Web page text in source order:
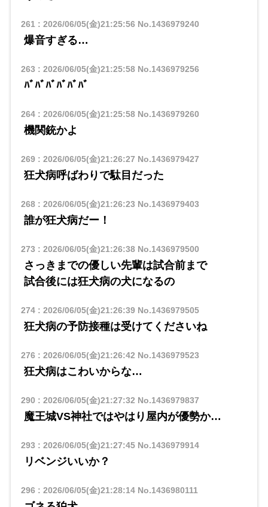
261 : 2026/06/05(金)21:25:56 No.1436979240
爆音すぎる…
263 : 2026/06/05(金)21:25:58No.1436979256
ﾊﾞﾊﾞﾊﾞﾊﾞﾊﾞﾊﾞ
264: 2026/06/05(金)21:25:58No.1436979260
機関銃かよ
269: 2026/06/05(金)21:26:27 No.1436979427
狂犬病呼ばわりで駄目だった
268: 2026/06/05(金)21:26:23 No.1436979403
誰が狂犬病だー！
273 : 2026/06/05(金)21:26:38No.1436979500
さっきまでの優しい先輩は試合前まで
試合後には狂犬病の犬になるの
274: 2026/06/05(金)21:26:39No.1436979505
狂犬病の予防接種は受けてくださいね
276 : 2026/06/05(金)21:26:42 No.1436979523
狂犬病はこわいからな…
290 : 2026/06/05(金)21:27:32 No.1436979837
魔王城VS神社ではやはり屋内が優勢か…
293 : 2026/06/05(金)21:27:45No.1436979914
リベンジいいか？
296 : 2026/06/05(金)21:28:14No.1436980111